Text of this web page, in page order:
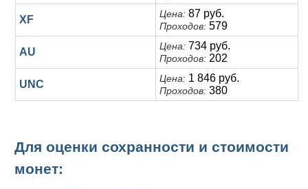
XF Цена: 87 руб.
Проходов: 579
AU Цена: 734 руб.
Проходов: 202
UNC Цена: 1 846 руб.
Проходов: 380
Для оценки сохранности и стоимости
монет: